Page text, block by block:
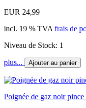
EUR 24,99
incl. 19 % TVA frais de
Niveau de Stock: 1
plus... Ajouter au panier
Poignée de gaz noir